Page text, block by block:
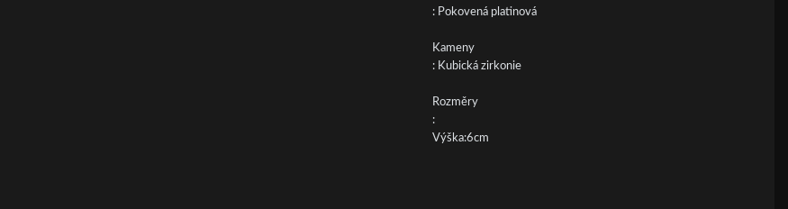
: Pokovená platinová
Kameny
: Kubická zirkonie
Rozměry
:
Výška:6cm